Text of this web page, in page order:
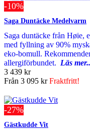
-10%
Saga Duntäcke Medelvarm
Saga duntäcke från Høie,
med fyllning av 90%
eko-bomull.
allergiförbundet. Läs
3 439 kr
Från 3 095 krFraktfritt!
-27%
Gästkudde Vit